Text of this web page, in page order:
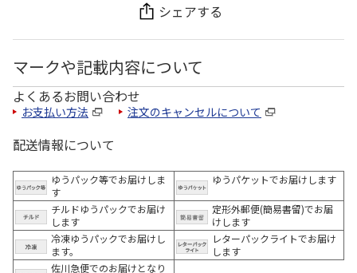
シェアする
マークや記載内容について
よくあるお問い合わせ
お支払い方法 注文のキャンセルについて
配送情報について
ゆうパック等でお届けしま
す
ゆうパケットでお届けします
チルドゆうパックでお届け
します
定形外郵便(簡易書留)でお届
けします
冷凍ゆうパックでお届けし
ます。
レターパックライトでお届け
します
佐川急便でのお届けとなり